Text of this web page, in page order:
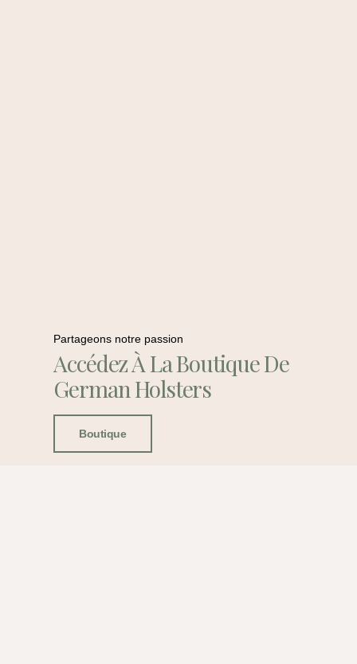
Partageons notre passion
Accédez À La Boutique De
German Holsters
Boutique